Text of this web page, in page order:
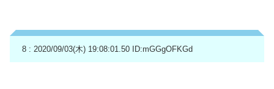
8 : 2020/09/03(木) 19:08:01.50 ID:mGGgOFKGd